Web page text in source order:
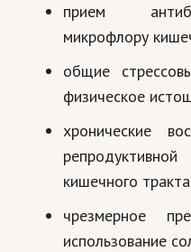
Путешествия
Строительство
Культура и общество
Мода и стиль
Бизнес
Хобби и развлечения
Финансы
прием
микрофлору
общие
физическое
хронические
кишечного
чрезмерное
использование